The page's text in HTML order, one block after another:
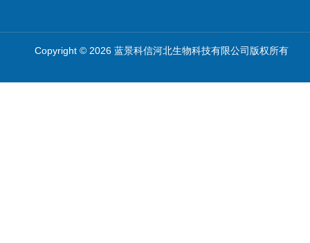
Copyright © 2026 蓝景科信河北生物科技有限公司版权所有